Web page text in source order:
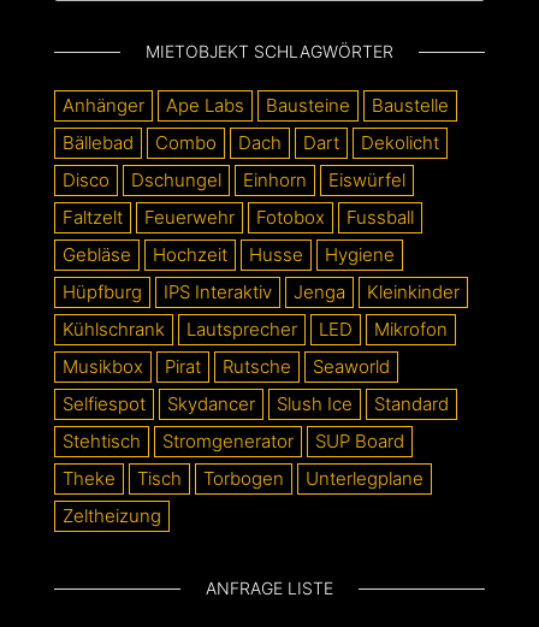
MIETOBJEKT SCHLAGWÖRTER
Anhänger Ape Labs Bausteine
Baustelle
Bällebad
Combo Dach Dart
Dekolicht
Disco
Dschungel Einhorn
Eiswürfel
Faltzelt
Feuerwehr Fotobox
Fussball
Gebläse
Hochzeit Husse
Hygiene
Hüpfburg
IPS Interaktiv Jenga
Kleinkinder
Kühlschrank
Lautsprecher LED
Mikrofon
Musikbox
Pirat Rutsche
Seaworld
Selfiespot
Skydancer Slush Ice
Standard
Stehtisch
Stromgenerator
SUP Board
Theke
Tisch Torbogen
Unterlegplane
Zeltheizung
ANFRAGE LISTE